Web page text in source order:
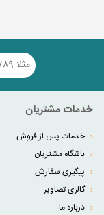
خدمات مشتریان
خدمات پس از فروش
باشگاه مشتریان
پیگیری سفارش
گالری تصاویر
درباره ما